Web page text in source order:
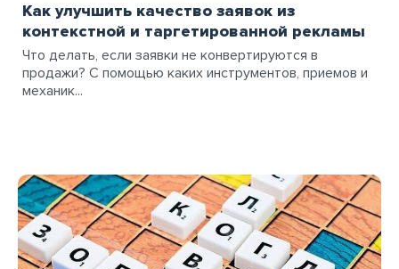
Как улучшить качество заявок из
контекстной и таргетированной рекламы
Что делать, если заявки не конвертируются в
продажи? С помощью каких инструментов, приемов и
механик...